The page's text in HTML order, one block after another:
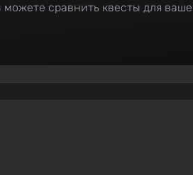
сравнить квесты для